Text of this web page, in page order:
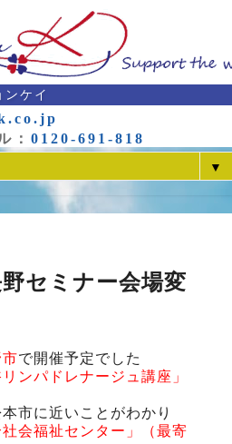
ケイ
： 0120-691-818
▼
セミナー会場変
で開催予定でした
ンパドレナージュ講座」
市に近いことがわかり
社会福祉センター」（最寄